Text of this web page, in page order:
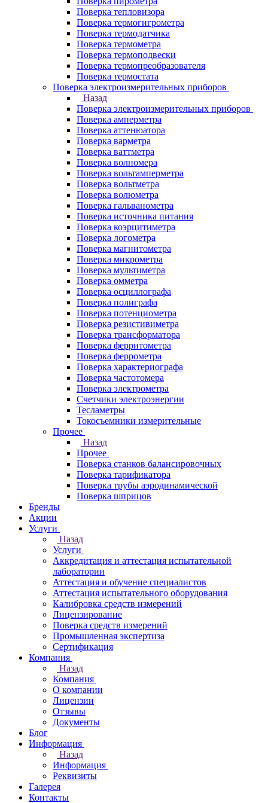
Поверка тепловизора
Поверка термогигрометра
Поверка термодатчика
Поверка термометра
Поверка термоподвески
Поверка термопреобразователя
Поверка термостата
Поверка электроизмерительных приборов
Назад
Поверка электроизмерительных приборов
Поверка амперметра
Поверка аттенюатора
Поверка варметра
Поверка ваттметра
Поверка волномера
Поверка вольтамперметра
Поверка вольтметра
Поверка волюметра
Поверка гальванометра
Поверка источника питания
Поверка коэрцитиметра
Поверка логометра
Поверка магнитометра
Поверка микрометра
Поверка мультиметра
Поверка омметра
Поверка осциллографа
Поверка полиграфа
Поверка потенциометра
Поверка резистивиметра
Поверка трансформатора
Поверка ферритометра
Поверка феррометра
Поверка характериографа
Поверка частотомера
Поверка электрометра
Счетчики электроэнергии
Тесламетры
Токосъемники измерительные
Прочее
Назад
Прочее
Поверка станков балансировочных
Поверка тарификатора
Поверка трубы аэродинамической
Поверка шприцов
Бренды
Акции
Услуги
Назад
Услуги
Аккредитация и аттестация испытательной
лаборатории
Аттестация и обучение специалистов
Аттестация испытательного оборудования
Калибровка средств измерений
Лицензирование
Поверка средств измерений
Промышленная экспертиза
Сертификация
Компания
Назад
Компания
О компании
Лицензии
Отзывы
Документы
Блог
Информация
Назад
Информация
Реквизиты
Галерея
Контакты